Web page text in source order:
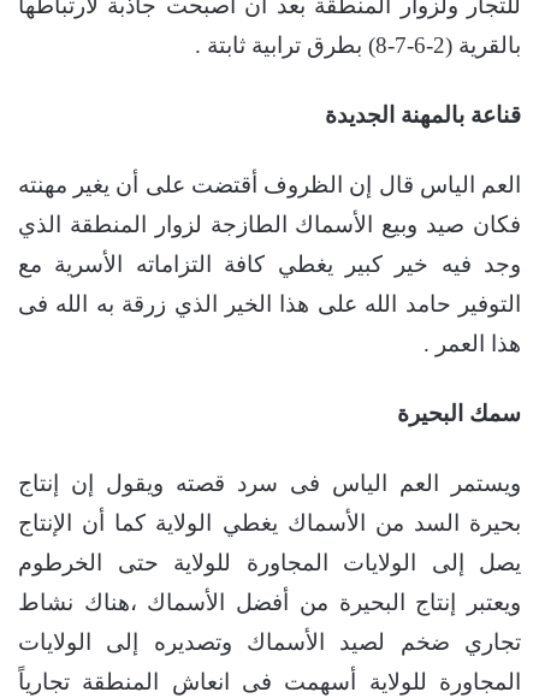
بالقرية (2-6-7-8) بطرق ترابية ثابتة .
قناعة بالمهنة الجديدة
العم الياس قال إن الظروف أقتضت على أن يغير مهنته
فكان صيد وبيع الأسماك الطازجة لزوار المنطقة الذي
وجد فيه خير كبير يغطي كافة التزاماته الأسرية مع
التوفير حامد الله على هذا الخير الذي زرقة به الله فى
هذا العمر .
سمك البحيرة
ويستمر العم الياس فى سرد قصته ويقول إن إنتاج
بحيرة السد من الأسماك يغطي الولاية كما أن الإنتاج
يصل إلى الولايات المجاورة للولاية حتى الخرطوم
ويعتبر إنتاج البحيرة من أفضل الأسماك ،هناك نشاط
تجاري ضخم لصيد الأسماك وتصديره إلى الولايات
المجاورة للولاية أسهمت فى انعاش المنطقة تجارياً